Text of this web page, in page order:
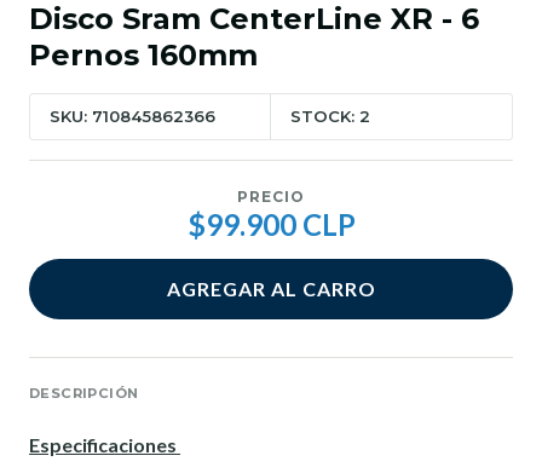
Disco Sram CenterLine XR - 6
Pernos 160mm
SKU: 710845862366 STOCK: 2
PRECIO
$99.900 CLP
AGREGAR AL CARRO
DESCRIPCIÓN
Especificaciones